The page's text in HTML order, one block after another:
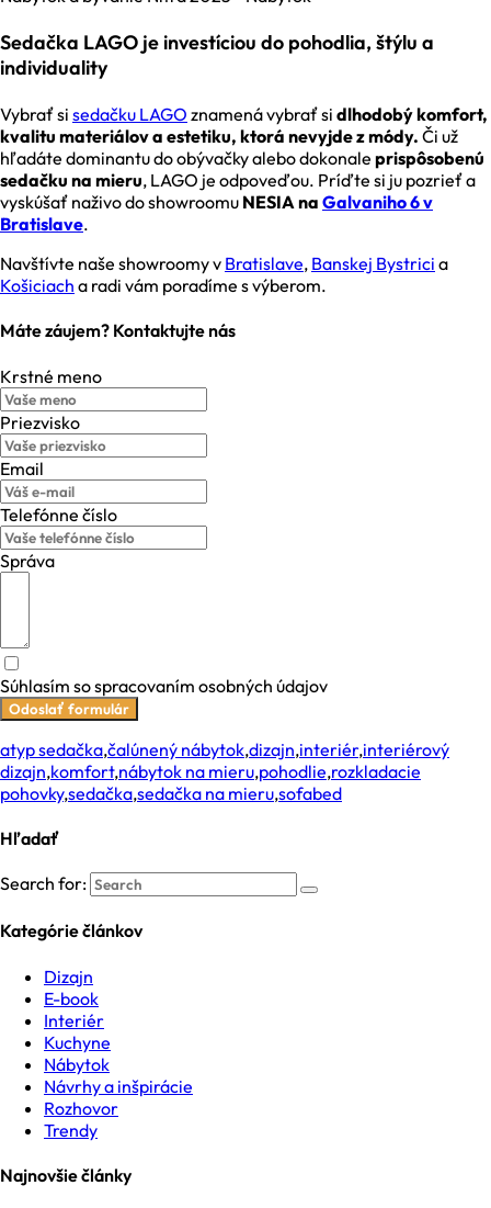
Sedačka LAGO je investíciou do pohodlia, štýlu a
individuality
Vybrať si sedačku LAGO znamená vybrať si dlhodobý komfort,
kvalitu materiálov a estetiku, ktorá nevyjde z módy. Či už
hľadáte dominantu do obývačky alebo dokonale prispôsobenú
sedačku na mieru, LAGO je odpoveďou. Príďte si ju pozrieť a
vyskúšať naživo do showroomu NESIA na Galvaniho 6 v
Bratislave.
Navštívte naše showroomy v Bratislave, Banskej Bystrici a
Košiciach a radi vám poradíme s výberom.
Máte záujem? Kontaktujte nás
Krstné meno
Priezvisko
Email
Telefónne číslo
Správa
Súhlasím so spracovaním osobných údajov
Odoslať formulár
atyp sedačka,čalúnený nábytok,dizajn,interiér,interiérový
dizajn,komfort,nábytok na mieru,pohodlie,rozkladacie
pohovky,sedačka,sedačka na mieru,sofabed
Hľadať
Search for:
Kategórie článkov
Dizajn
E-book
Interiér
Kuchyne
Nábytok
Návrhy a inšpirácie
Rozhovor
Trendy
Najnovšie články